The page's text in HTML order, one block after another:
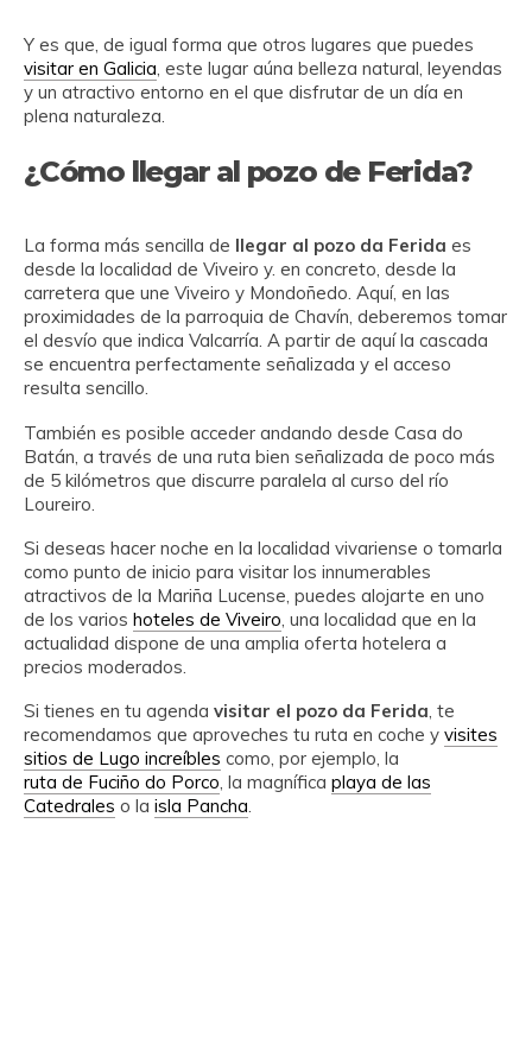
Y es que, de igual forma que otros lugares que puedes
visitar en Galicia, este lugar aúna belleza natural, leyendas
y un atractivo entorno en el que disfrutar de un día en
plena naturaleza.
¿Cómo llegar al pozo de Ferida?
La forma más sencilla de llegar al pozo da Ferida es
desde la localidad de Viveiro y. en concreto, desde la
carretera que une Viveiro y Mondoñedo. Aquí, en las
proximidades de la parroquia de Chavín, deberemos tomar
el desvío que indica Valcarría. A partir de aquí la cascada
se encuentra perfectamente señalizada y el acceso
resulta sencillo.
También es posible acceder andando desde Casa do
Batán, a través de una ruta bien señalizada de poco más
de 5 kilómetros que discurre paralela al curso del río
Loureiro.
Si deseas hacer noche en la localidad vivariense o tomarla
como punto de inicio para visitar los innumerables
atractivos de la Mariña Lucense, puedes alojarte en uno
de los varios hoteles de Viveiro, una localidad que en la
actualidad dispone de una amplia oferta hotelera a
precios moderados.
Si tienes en tu agenda visitar el pozo da Ferida, te
recomendamos que aproveches tu ruta en coche y visites
sitios de Lugo increíbles como, por ejemplo, la
ruta de Fuciño do Porco, la magnífica playa de las
Catedrales o la isla Pancha.